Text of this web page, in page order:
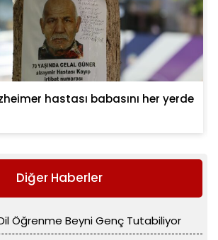
hastası babasını her yerde
Diğer Haberler
Öğrenme Beyni Genç Tutabiliyor